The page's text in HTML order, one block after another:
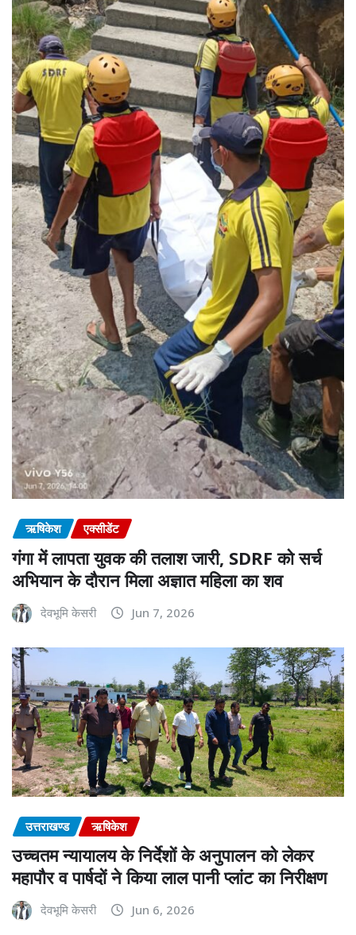
ऋषिकेश एक्सीडेंट
गंगा में लापता युवक की तलाश जारी, SDRF को सर्च
अभियान के दौरान मिला अज्ञात महिला का शव
देवभूमि केसरी Jun 7, 2026
उत्तराखण्ड ऋषिकेश
उच्चतम न्यायालय के निर्देशों के अनुपालन को लेकर
महापौर व पार्षदों ने किया लाल पानी प्लांट का निरीक्षण
देवभूमि केसरी Jun 6, 2026